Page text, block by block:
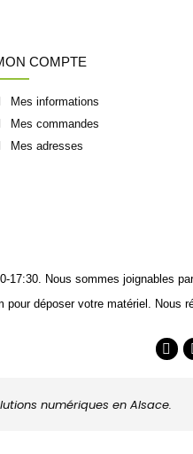
COMPTE
Mes informations
Mes commandes
Mes adresses
17:30. Nous sommes joignables
déposer votre matériel. Nous
numériques en Alsace.